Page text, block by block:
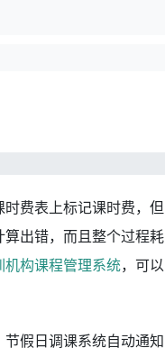
费表上标记课时费，但
出错，而且整个过程耗
机构课程管理系统，可以
假日调课系统自动通知